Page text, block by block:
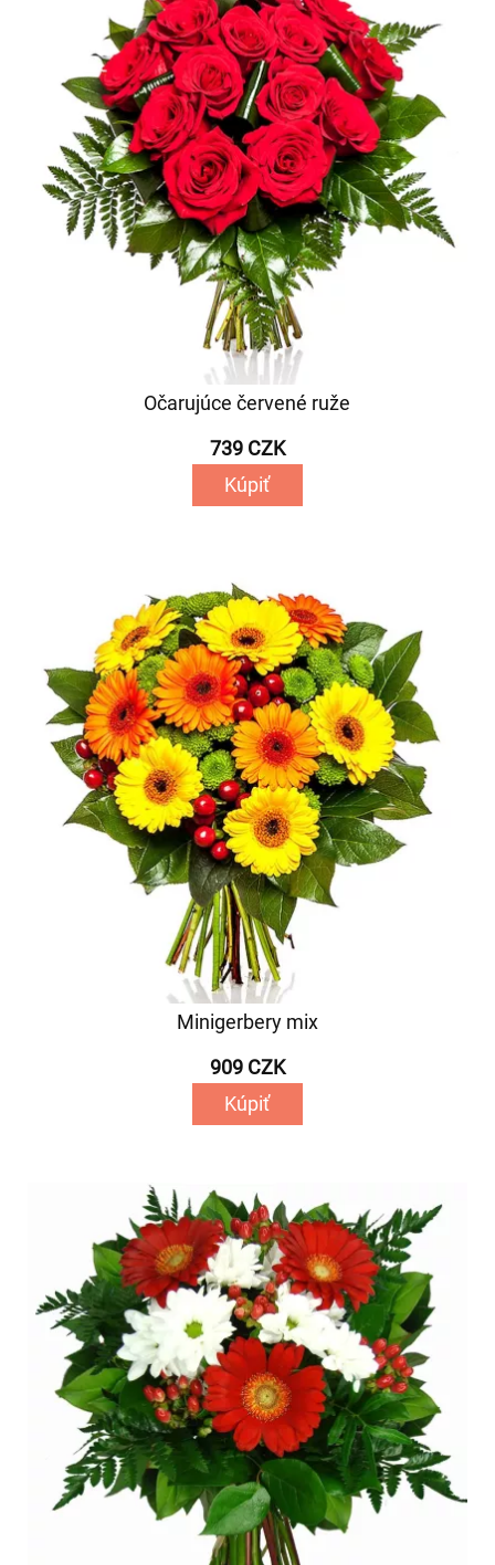
Očarujúce červené ruže
739 CZK
Kúpiť
Minigerbery mix
909 CZK
Kúpiť